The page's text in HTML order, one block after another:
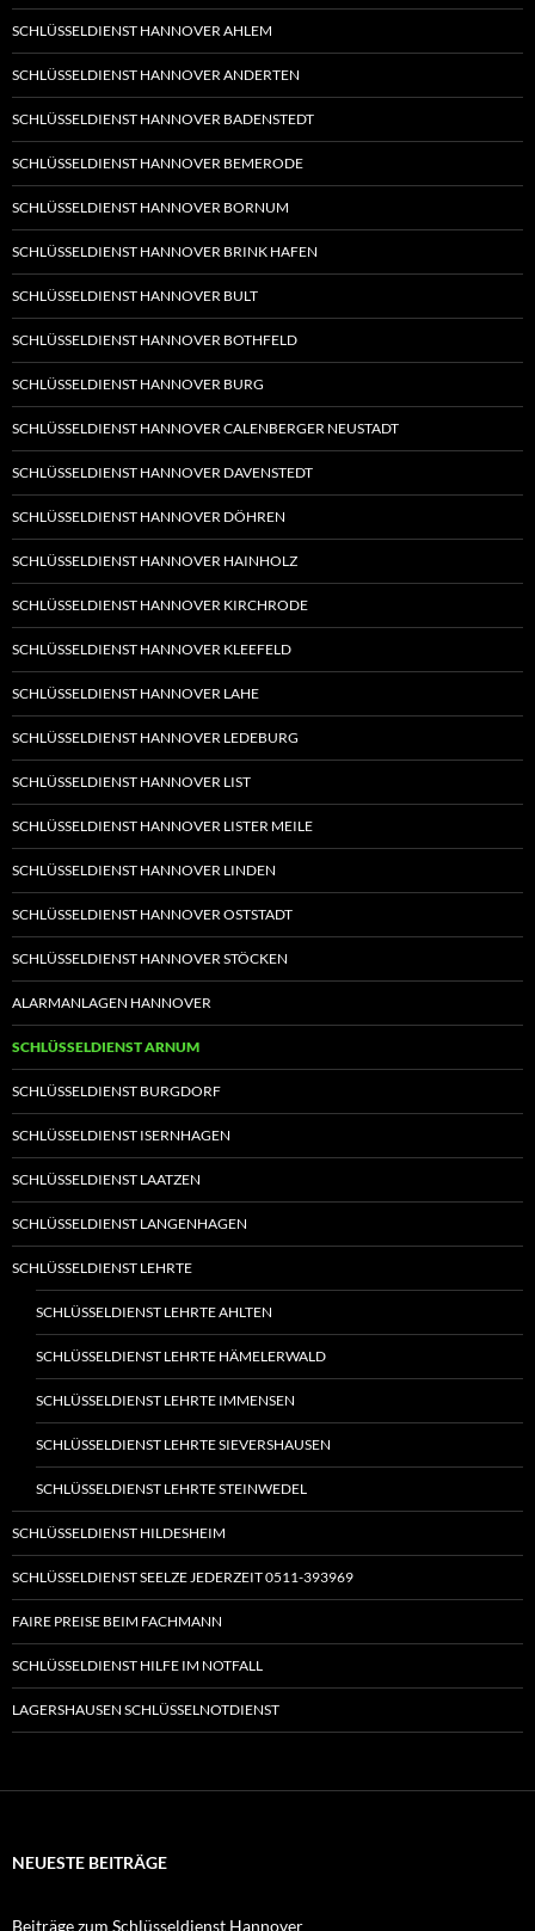
SCHLÜSSELDIENST HANNOVER AHLEM
SCHLÜSSELDIENST HANNOVER ANDERTEN
SCHLÜSSELDIENST HANNOVER BADENSTEDT
SCHLÜSSELDIENST HANNOVER BEMERODE
SCHLÜSSELDIENST HANNOVER BORNUM
SCHLÜSSELDIENST HANNOVER BRINK HAFEN
SCHLÜSSELDIENST HANNOVER BULT
SCHLÜSSELDIENST HANNOVER BOTHFELD
SCHLÜSSELDIENST HANNOVER BURG
SCHLÜSSELDIENST HANNOVER CALENBERGER NEUSTADT
SCHLÜSSELDIENST HANNOVER DAVENSTEDT
SCHLÜSSELDIENST HANNOVER DÖHREN
SCHLÜSSELDIENST HANNOVER HAINHOLZ
SCHLÜSSELDIENST HANNOVER KIRCHRODE
SCHLÜSSELDIENST HANNOVER KLEEFELD
SCHLÜSSELDIENST HANNOVER LAHE
SCHLÜSSELDIENST HANNOVER LEDEBURG
SCHLÜSSELDIENST HANNOVER LIST
SCHLÜSSELDIENST HANNOVER LISTER MEILE
SCHLÜSSELDIENST HANNOVER LINDEN
SCHLÜSSELDIENST HANNOVER OSTSTADT
SCHLÜSSELDIENST HANNOVER STÖCKEN
ALARMANLAGEN HANNOVER
SCHLÜSSELDIENST ARNUM
SCHLÜSSELDIENST BURGDORF
SCHLÜSSELDIENST ISERNHAGEN
SCHLÜSSELDIENST LAATZEN
SCHLÜSSELDIENST LANGENHAGEN
SCHLÜSSELDIENST LEHRTE
SCHLÜSSELDIENST LEHRTE AHLTEN
SCHLÜSSELDIENST LEHRTE HÄMELERWALD
SCHLÜSSELDIENST LEHRTE IMMENSEN
SCHLÜSSELDIENST LEHRTE SIEVERSHAUSEN
SCHLÜSSELDIENST LEHRTE STEINWEDEL
SCHLÜSSELDIENST HILDESHEIM
SCHLÜSSELDIENST SEELZE JEDERZEIT 0511-393969
FAIRE PREISE BEIM FACHMANN
SCHLÜSSELDIENST HILFE IM NOTFALL
LAGERSHAUSEN SCHLÜSSELNOTDIENST
NEUESTE BEITRÄGE
Beiträge zum Schlüsseldienst Hannover